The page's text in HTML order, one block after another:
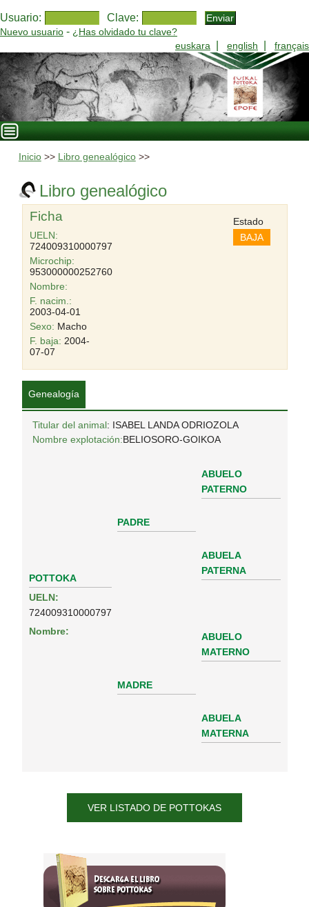
Usuario: Clave:
Nuevo usuario - ¿Has olvidado tu clave?
euskara
english français
Inicio>> Libro genealógico>>
Libro genealógico
Ficha
UELN:
724009310000797
Microchip:
953000000252760
Nombre:
F. nacim.:
2003-04-01
Sexo: Macho
Estado
BAJA
F. baja: 2004-
07-07
Genealogía
Titular del animal: ISABEL LANDA ODRIOZOLA
Nombre explotación:BELIOSORO-GOIKOA
POTTOKA
UELN:
724009310000797
Nombre:
PADRE
ABUELO
PATERNO
ABUELA
PATERNA
MADRE
ABUELO
MATERNO
ABUELA
MATERNA
VER LISTADO DE POTTOKAS